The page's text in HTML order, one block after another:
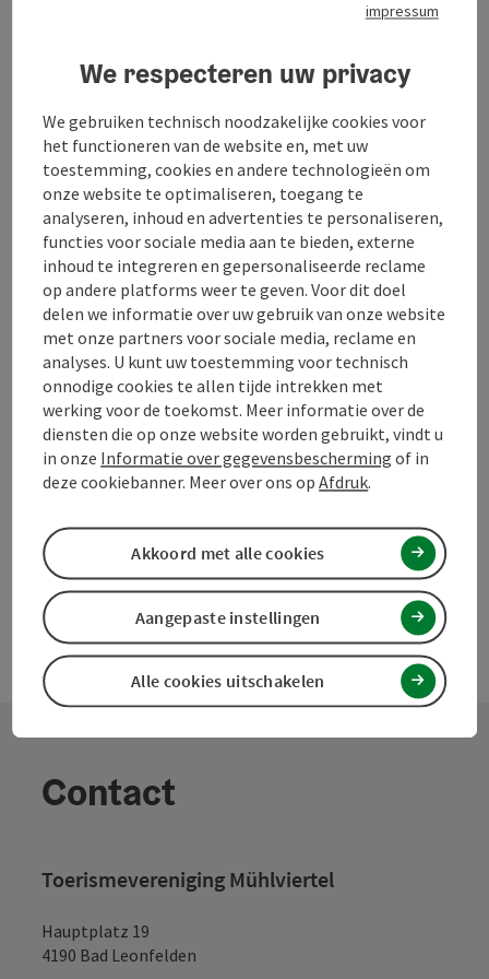
Prijs
Geschiktheid
Toegankelijkheid
Bijdrage aankruisen
Naar favorieten
PDF aanmaken
Bijdrage printen
In de buurt
Contact
Toerismevereniging Mühlviertel
Hauptplatz 19
4190 Bad Leonfelden
impressum
We respecteren uw privacy
We gebruiken technisch noodzakelijke cookies voor
het functioneren van de website en, met uw
toestemming, cookies en andere technologieën om
onze website te optimaliseren, toegang te
analyseren, inhoud en advertenties te personaliseren,
functies voor sociale media aan te bieden, externe
inhoud te integreren en gepersonaliseerde reclame
op andere platforms weer te geven. Voor dit doel
delen we informatie over uw gebruik van onze website
met onze partners voor sociale media, reclame en
analyses. U kunt uw toestemming voor technisch
onnodige cookies te allen tijde intrekken met
werking voor de toekomst. Meer informatie over de
diensten die op onze website worden gebruikt, vindt u
in onze Informatie over gegevensbescherming of in
deze cookiebanner. Meer over ons opAfdruk.
Alle cookies uitschakelen
Aangepaste instellingen
Akkoord met alle cookies